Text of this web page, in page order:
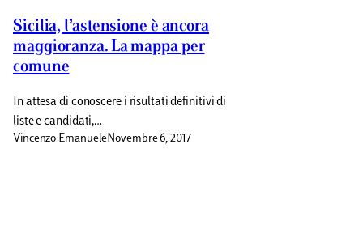
Sicilia, l’astensione è ancora
maggioranza. La mappa per
comune
In attesa di conoscere i risultati definitivi di
liste e candidati,…
Vincenzo Emanuele Novembre 6, 2017